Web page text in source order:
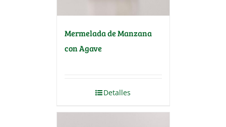
Mermelada de Manzana
con Agave
Detalles